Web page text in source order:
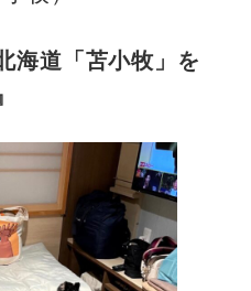
海道「苫小牧」を